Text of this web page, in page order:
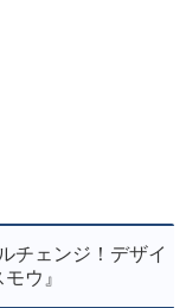
チェンジ！デザイ
ウ』